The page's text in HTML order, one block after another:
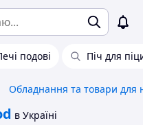
подові Піч для
в Україні